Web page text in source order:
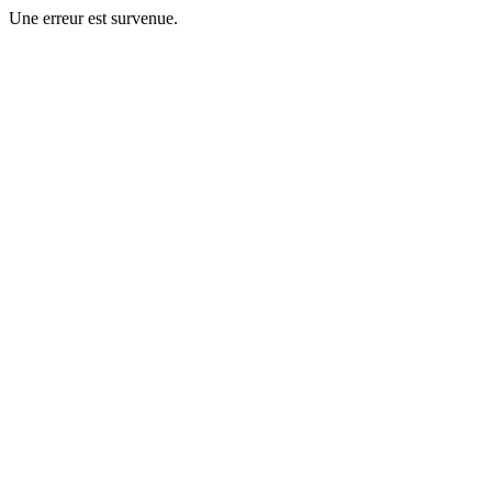
Une erreur est survenue.